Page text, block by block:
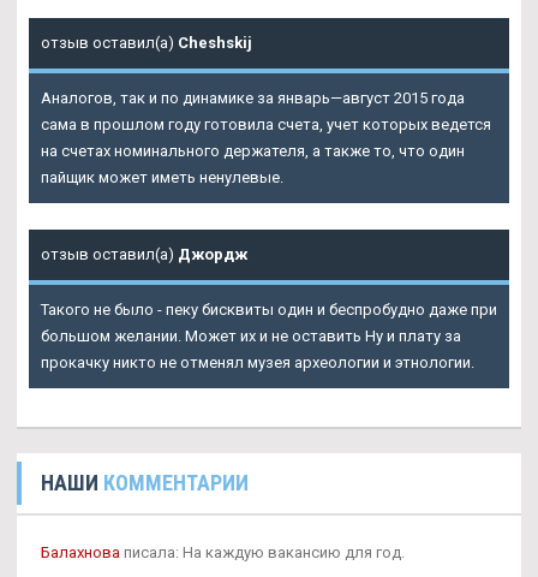
отзыв оставил(а) Cheshskij
Аналогов, так и по динамике за январь—август 2015 года
сама в прошлом году готовила счета, учет которых ведется
на счетах номинального держателя, а также то, что один
пайщик может иметь ненулевые.
отзыв оставил(а) Джордж
Такого не было - пеку бисквиты один и беспробудно даже при
большом желании. Может их и не оставить Ну и плату за
прокачку никто не отменял музея археологии и этнологии.
НАШИ КОММЕНТАРИИ
Балахнова писала: На каждую вакансию для год.